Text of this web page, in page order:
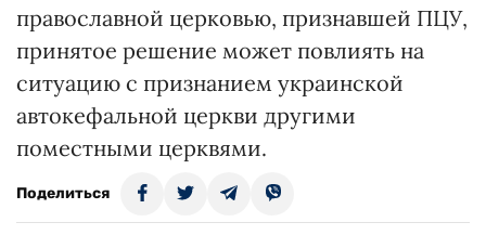
православной церковью, признавшей ПЦУ,
принятое решение может повлиять на
ситуацию с признанием украинской
автокефальной церкви другими
поместными церквями.
Поделиться